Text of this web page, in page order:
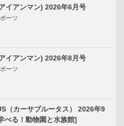
イアンマン) 2026年6月号
ーツ
イアンマン) 2026年8月号
ーツ
（カーサブルータス） 2026年9
べる！動物園と水族館]